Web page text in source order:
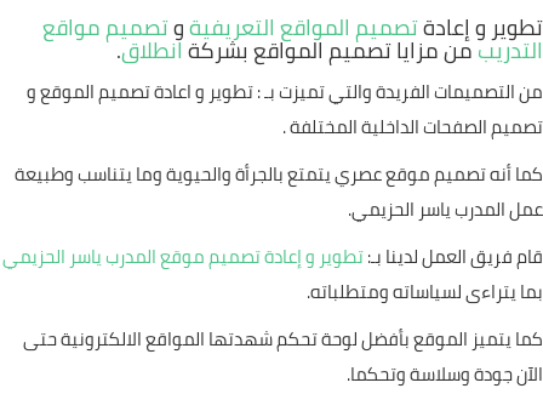
تطوير و إعادةتصميم المواقع التعريفيةوتصميم مواقع
التدريبمن مزايا تصميم المواقع بشركةانطلاق.
من التصميمات الفريدة والتي تميزت بـ : تطوير و اعادة تصميم الموقع و
تصميم الصفحات الداخلية المختلفة .
كما أنه تصميم موقع عصري يتمتع بالجرأة والحيوية وما يتناسب وطبيعة
عمل المدرب ياسر الحزيمي.
قام فريق العمل لدينا بـ:تطوير و إعادة تصميم موقع المدرب ياسر الحزيمي
بما يتراءى لسياساته ومتطلباته.
كما يتميز الموقع بأفضل لوحة تحكم شهدتها المواقع الالكترونية حتى
الآن جودة وسلاسة وتحكما.